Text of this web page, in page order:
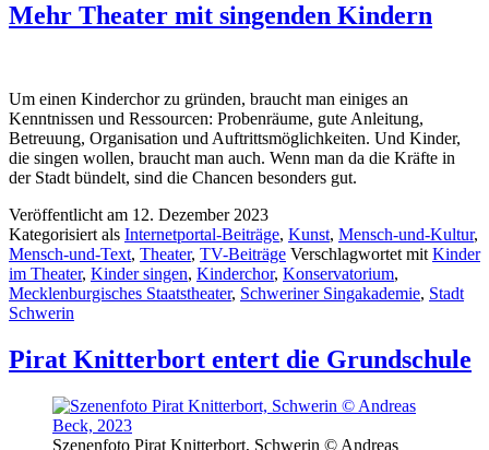
Mehr Theater mit singenden Kindern
Um einen Kinderchor zu gründen, braucht man einiges an
Kenntnissen und Ressourcen: Probenräume, gute Anleitung,
Betreuung, Organisation und Auftrittsmöglichkeiten. Und Kinder,
die singen wollen, braucht man auch. Wenn man da die Kräfte in
der Stadt bündelt, sind die Chancen besonders gut.
Veröffentlicht am 12. Dezember 2023
Kategorisiert als Internetportal-Beiträge, Kunst, Mensch-und-Kultur,
Mensch-und-Text, Theater, TV-Beiträge Verschlagwortet mit Kinder
im Theater, Kinder singen, Kinderchor, Konservatorium,
Mecklenburgisches Staatstheater, Schweriner Singakademie, Stadt
Schwerin
Pirat Knitterbort entert die Grundschule
Szenenfoto Pirat Knitterbort, Schwerin © Andreas